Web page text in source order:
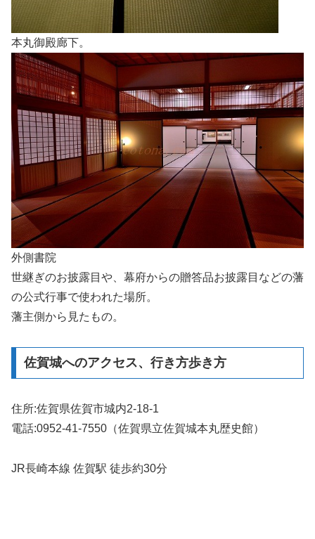
本丸御殿廊下。
外側書院
世継ぎのお披露目や、幕府からの贈答品お披露目などの藩
の公式行事で使われた場所。
藩主側から見たもの。
佐賀城へのアクセス、行き方歩き方
住所:佐賀県佐賀市城内2-18-1
電話:0952-41-7550（佐賀県立佐賀城本丸歴史館）
JR長崎本線 佐賀駅 徒歩約30分